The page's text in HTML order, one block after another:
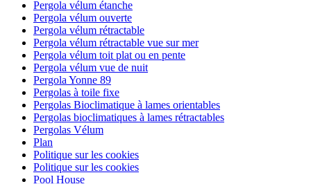
Pergola vélum étanche
Pergola vélum ouverte
Pergola vélum rétractable
Pergola vélum rétractable vue sur mer
Pergola vélum toit plat ou en pente
Pergola vélum vue de nuit
Pergola Yonne 89
Pergolas à toile fixe
Pergolas Bioclimatique à lames orientables
Pergolas bioclimatiques à lames rétractables
Pergolas Vélum
Plan
Politique sur les cookies
Politique sur les cookies
Pool House